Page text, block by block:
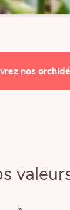
nos